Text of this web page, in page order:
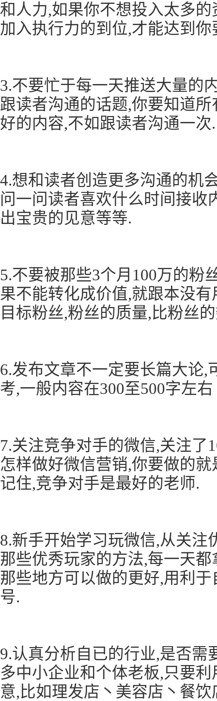
和人力,如果你不想投入太多
加入执行力的到位,才能达到你
3.不要忙于每一天推送大量的
跟读者沟通的话题,你要知道
好的内容,不如跟读者沟通一次.
4.想和读者创造更多沟通的机
问一问读者喜欢什么时间接收
出宝贵的见意等等.
5.不要被那些3个月100万的粉
果不能转化成价值,就跟本没
目标粉丝,粉丝的质量,比粉丝
6.发布文章不一定要长篇大论,
考,一般内容在300至500字左右
7.关注竞争对手的微信,关注了
怎样做好微信营销,你要做的
记住,竞争对手是最好的老师.
8.新手开始学习玩微信,从关注
那些优秀玩家的方法,每一天
那些地方可以做的更好,用利
号.
9.认真分析自已的行业,是否需
多中小企业和个体老板,只要
意,比如理发店丶美容店丶餐